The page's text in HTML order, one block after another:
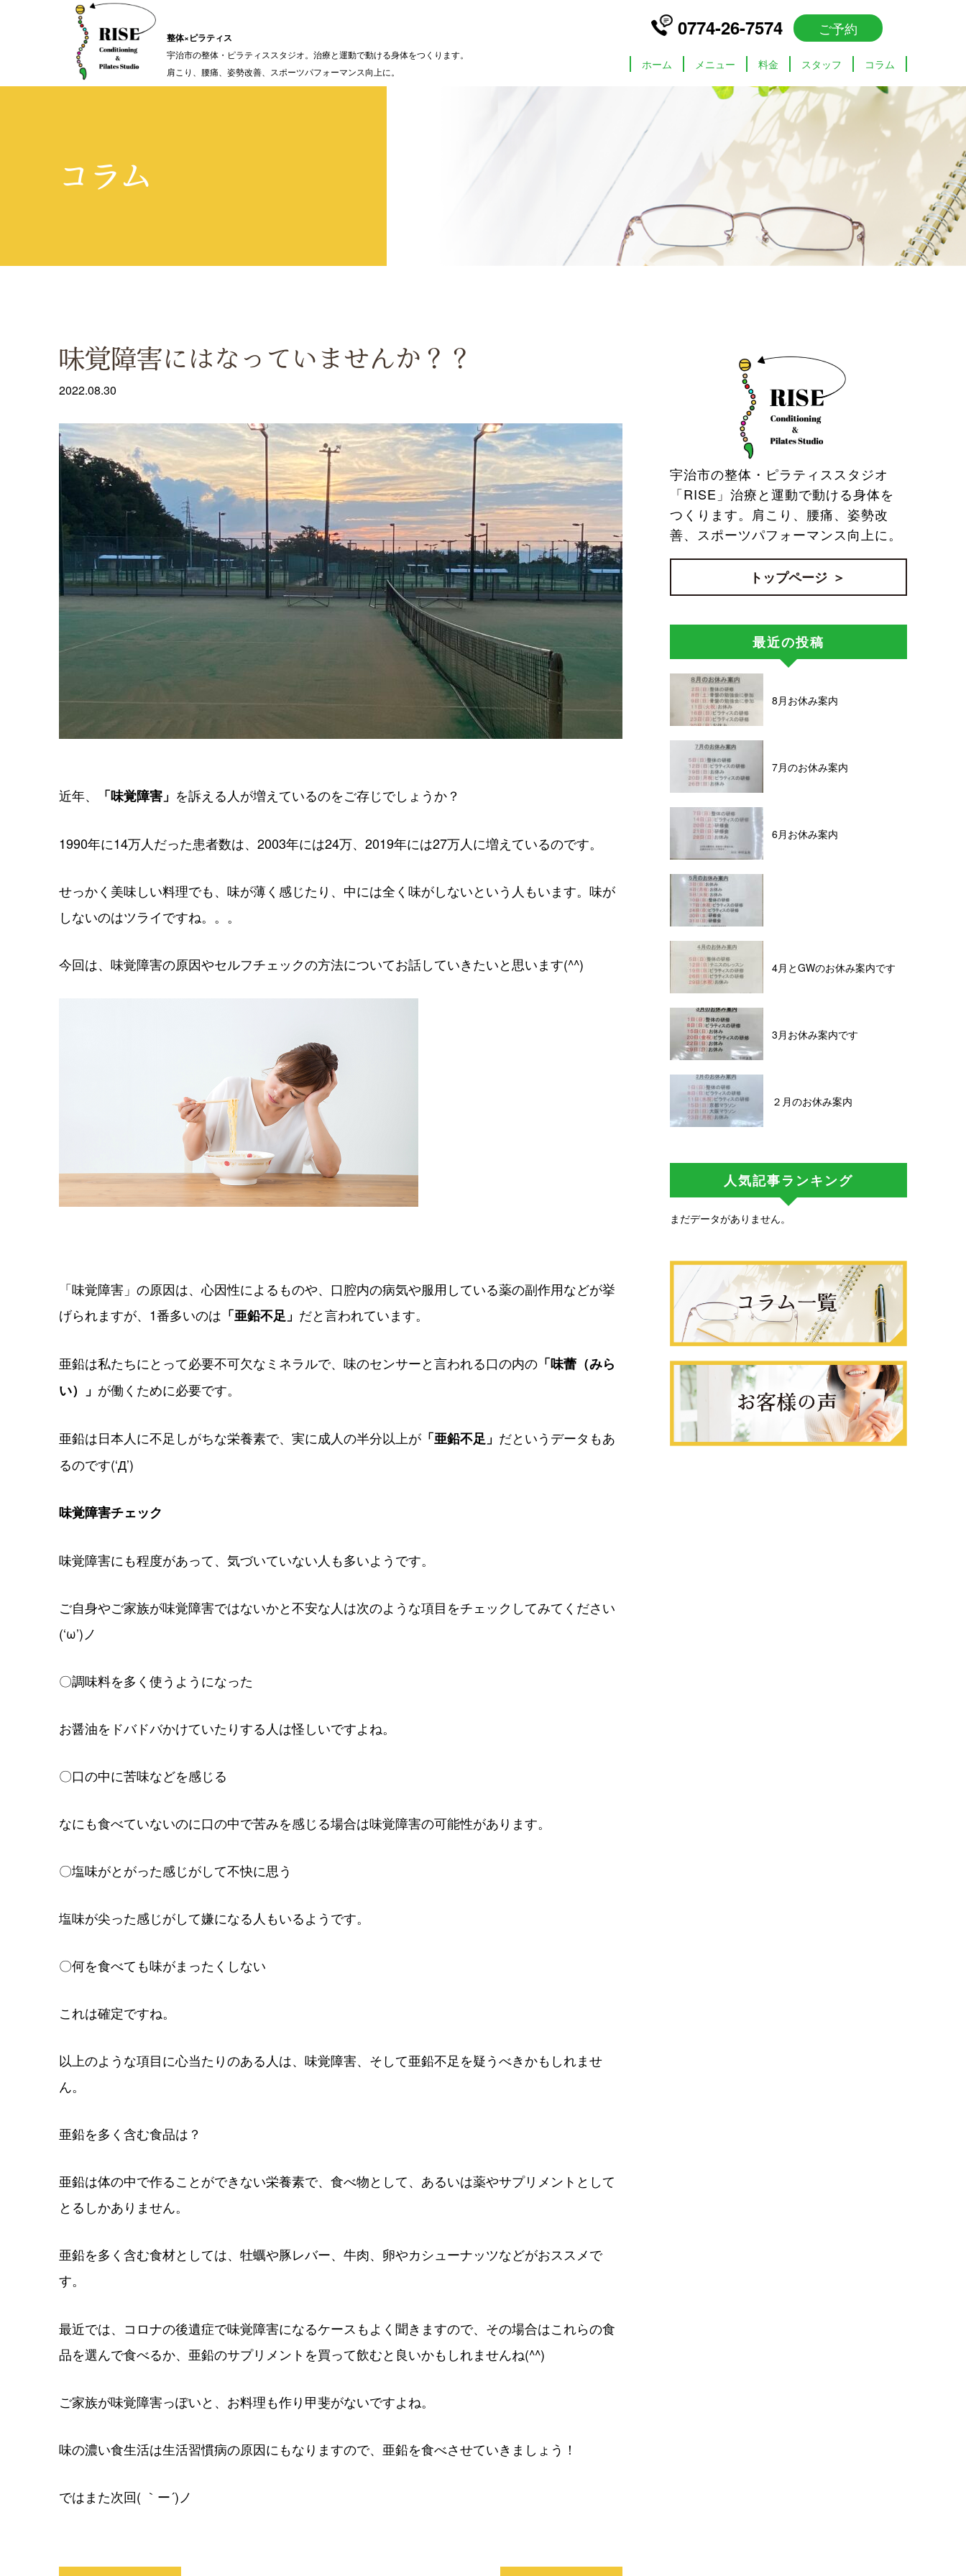
整体×ピラティス
宇治市の整体・ピラティススタジオ。治療と運動で動ける身体をつくります。
肩こり、腰痛、姿勢改善、スポーツパフォーマンス向上に。
0774-26-7574 ご予約
ホーム メニュー 料金 スタッフ コラム
コラム
味覚障害にはなっていませんか？？
2022.08.30
近年、 「味覚障害」 を訴える人が増えているのをご存じでしょうか？
1990年に14万人だった患者数は、2003年には24万、2019年には27万人に増えているのです。
せっかく美味しい料理でも、味が薄く感じたり、中には全く味がしないという人もいます。味が
しないのはツライですね。。。
今回は、味覚障害の原因やセルフチェックの方法についてお話していきたいと思います(^^)
「味覚障害」の原因は、心因性によるものや、口腔内の病気や服用している薬の副作用などが挙
げられますが、1番多いのは 「亜鉛不足」 だと言われています。
亜鉛は私たちにとって必要不可欠なミネラルで、味のセンサーと言われる口の内の 「味蕾（みら
い）」 が働くために必要です。
亜鉛は日本人に不足しがちな栄養素で、実に成人の半分以上が 「亜鉛不足」 だというデータもあ
るのです(‘Д’)
味覚障害チェック
味覚障害にも程度があって、気づいていない人も多いようです。
ご自身やご家族が味覚障害ではないかと不安な人は次のような項目をチェックしてみてください
(‘ω’)ノ
〇調味料を多く使うようになった
お醤油をドバドバかけていたりする人は怪しいですよね。
〇口の中に苦味などを感じる
なにも食べていないのに口の中で苦みを感じる場合は味覚障害の可能性があります。
〇塩味がとがった感じがして不快に思う
塩味が尖った感じがして嫌になる人もいるようです。
〇何を食べても味がまったくしない
これは確定ですね。
以上のような項目に心当たりのある人は、味覚障害、そして亜鉛不足を疑うべきかもしれませ
ん。
亜鉛を多く含む食品は？
亜鉛は体の中で作ることができない栄養素で、食べ物として、あるいは薬やサプリメントとして
とるしかありません。
亜鉛を多く含む食材としては、牡蠣や豚レバー、牛肉、卵やカシューナッツなどがおススメで
す。
最近では、コロナの後遺症で味覚障害になるケースもよく聞きますので、その場合はこれらの食
品を選んで食べるか、亜鉛のサプリメントを買って飲むと良いかもしれませんね(^^)
ご家族が味覚障害っぽいと、お料理も作り甲斐がないですよね。
味の濃い食生活は生活習慣病の原因にもなりますので、亜鉛を食べさせていきましょう！
ではまた次回( ｀ー´)ノ
宇治市の整体・ピラティススタジオ
「RISE」治療と運動で動ける身体を
つくります。肩こり、腰痛、姿勢改
善、スポーツパフォーマンス向上に。
トップページ
最近の投稿
8月お休み案内
7月のお休み案内
6月お休み案内
4月とGWのお休み案内です
3月お休み案内です
２月のお休み案内
人気記事ランキング
まだデータがありません。